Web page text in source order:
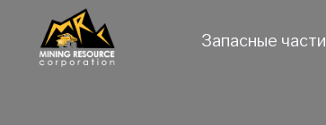
Запасные части